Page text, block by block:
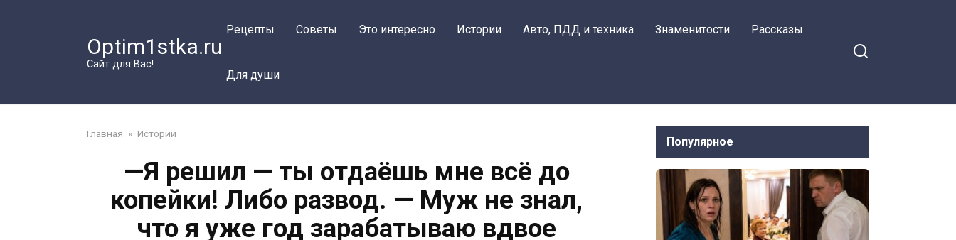
Optim1stka.ru
Сайт для Вас!
Рецепты Советы Это интересно Истории Авто, ПДД и техника Знаменитости Рассказы
Для души
Главная » Истории
—Я решил — ты отдаёшь мне всё до
копейки! Либо развод. — Муж не знал,
что я уже год зарабатываю вдвое
Популярное